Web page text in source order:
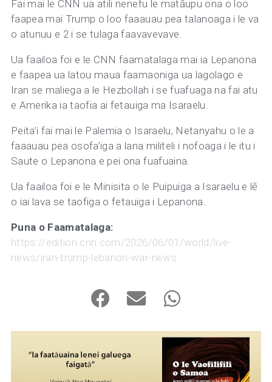
Fai mai le CNN ua atili nenefu le matāupu ona o loo
faapea mai Trump o loo faaauau pea talanoaga i le va
o atunuu e 2 i se tulaga faavavevave.
Ua faailoa foi e le CNN faamatalaga mai ia Lepanona
e faapea ua latou maua faamaoniga ua lagolago e
Iran se maliega a le Hezbollah i se fuafuaga na fai atu
e Amerika ia taofia ai fetauiga ma Isaraelu.
Peita’i fai mai le Palemia o Isaraelu, Netanyahu o le a
faaauau pea osofa’iga a lana militeli i nofoaga i le itu i
Saute o Lepanona e pei ona fuafuaina.
Ua faailoa foi e le Minisita o le Puipuiga a Isaraelu e lē
o iai lava se taofiga o fetauiga i Lepanona.
Puna o Faamatalaga:
https://edition.cnn.com/2026/06/01/world/live-
news/iran-trump-lebanon-war-news